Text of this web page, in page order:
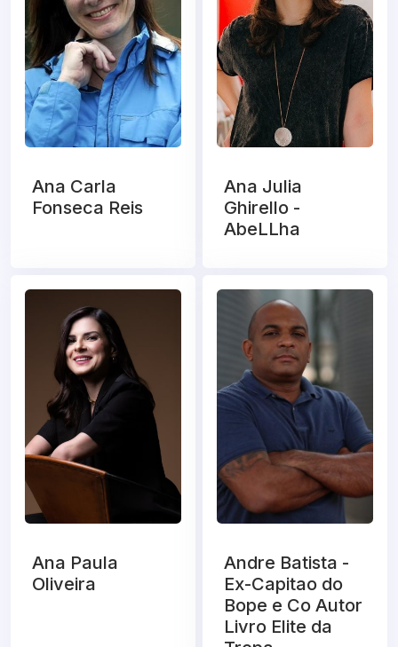
Ana Carla
Fonseca Reis
Ana Julia
Ghirello -
AbeLLha
Ana Paula
Oliveira
Andre Batista -
Ex-Capitao do
Bope e Co Autor
Livro Elite da